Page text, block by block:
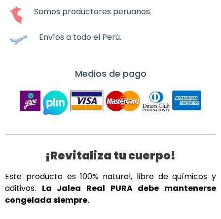
Somos productores peruanos.
Envíos a todo el Perú.
Medios de pago
¡Revitaliza tu cuerpo!
Este producto es 100% natural, libre de químicos y
aditivos. La Jalea Real PURA debe mantenerse
congelada siempre.